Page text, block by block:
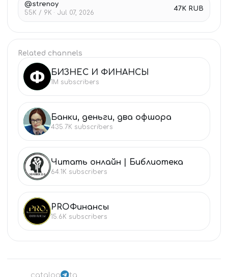
@strenoy
55K / 9K · Jul 07, 2026
47K RUB
Related channels
БИ БИЗНЕС И ФИНАНСЫ
1M subscribers
БА Банки, деньги, два офшора
435.7K subscribers
ЧИ Читать онлайн | Библиотека
64.1K subscribers
PR PROФинансы
15.6K subscribers
catalog tg